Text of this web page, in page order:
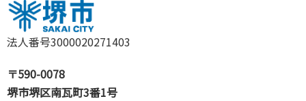
法人番号3000020271403
〒590-0078
堺市堺区南瓦町3番1号